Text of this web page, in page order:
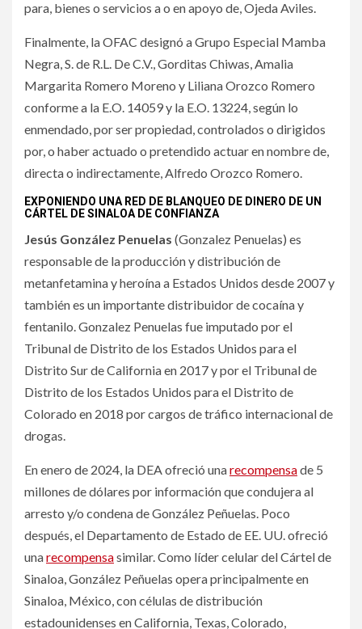
para, bienes o servicios a o en apoyo de, Ojeda Aviles.
Finalmente, la OFAC designó a Grupo Especial Mamba
Negra, S. de R.L. De C.V., Gorditas Chiwas, Amalia
Margarita Romero Moreno y Liliana Orozco Romero
conforme a la E.O. 14059 y la E.O. 13224, según lo
enmendado, por ser propiedad, controlados o dirigidos
por, o haber actuado o pretendido actuar en nombre de,
directa o indirectamente, Alfredo Orozco Romero.
EXPONIENDO UNA RED DE BLANQUEO DE DINERO DE UN
CÁRTEL DE SINALOA DE CONFIANZA
Jesús González Penuelas (Gonzalez Penuelas) es
responsable de la producción y distribución de
metanfetamina y heroína a Estados Unidos desde 2007 y
también es un importante distribuidor de cocaína y
fentanilo. Gonzalez Penuelas fue imputado por el
Tribunal de Distrito de los Estados Unidos para el
Distrito Sur de California en 2017 y por el Tribunal de
Distrito de los Estados Unidos para el Distrito de
Colorado en 2018 por cargos de tráfico internacional de
drogas.
En enero de 2024, la DEA ofreció unarecompensade 5
millones de dólares por información que condujera al
arresto y/o condena de González Peñuelas. Poco
después, el Departamento de Estado de EE. UU. ofreció
unarecompensasimilar. Como líder celular del Cártel de
Sinaloa, González Peñuelas opera principalmente en
Sinaloa, México, con células de distribución
estadounidenses en California, Texas, Colorado,